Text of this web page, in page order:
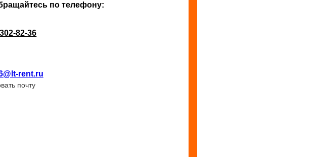
по телефону:
82-36
rent.ru
почту